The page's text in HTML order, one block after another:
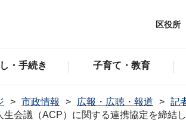
区役所
・手続き 子育て・教育
市政情報 広報・広聴・報道 記
生会議（ACP）に関する連携協定を締結